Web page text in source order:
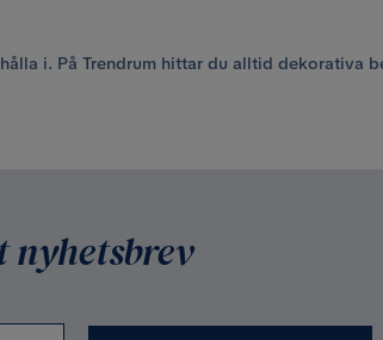
i. På Trendrum hittar du alltid dekorativa
nyhetsbrev